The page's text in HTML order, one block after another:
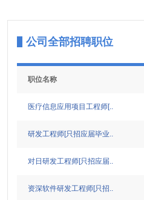
公司全部招聘职位
职位名称
医疗信息应用项目工程师[..
研发工程师[只招应届毕业..
对日研发工程师[只招应届..
资深软件研发工程师[只招..